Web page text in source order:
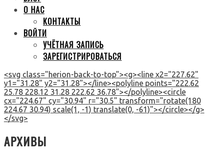
О НАС
КОНТАКТЫ
ВОЙТИ
УЧЁТНАЯ ЗАПИСЬ
ЗАРЕГИСТРИРОВАТЬСЯ
<svg class="herion-back-to-top"><g><line x2="227.62"
y1="31.28" y2="31.28"></line><polyline points="222.62
25.78 228.12 31.28 222.62 36.78"></polyline><circle
cx="224.67" cy="30.94" r="30.5" transform="rotate(180
224.67 30.94) scale(1, -1) translate(0, -61)"></circle></g>
</svg>
АРХИВЫ